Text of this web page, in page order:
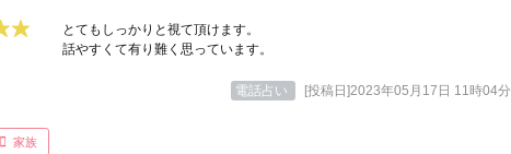
とてもしっかりと視て頂けます。
話やすくて有り難く思っています。
電話占い [投稿日]2023年05月17日 11時04分
家族